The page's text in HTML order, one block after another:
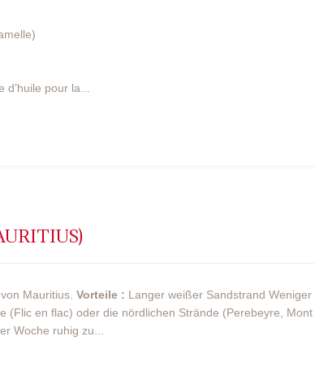
pour la...
Mauritius. Vorteile : Langer weißer Sandstrand Weniger
(Flic en flac) oder die nördlichen Strände (Perebeyre, Mont
Woche ruhig zu...